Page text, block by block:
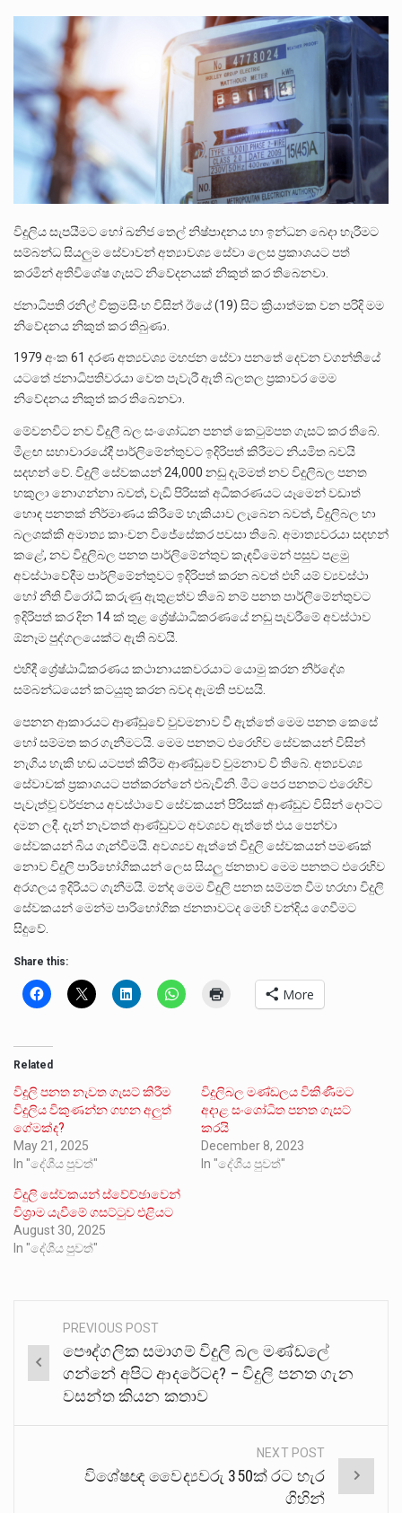
වත්මන් ආණ්ඩුවේ ප්‍රධාන පාර්ශවකරුවා වන ජනතා විමුක්ති පෙරමුණේ කාලයක පටන් තිබුණු ප්‍රධාන සටන් පාඨයක් වූවේ…
විදුලිය සැපයීමට හෝ ඛනිජ තෙල් නිෂ්පාදනය හා ඉන්ධන බෙදා හැරීමට
සම්බන්ධ සියලුම සේවාවන් අත්‍යාවශ්‍ය සේවා ලෙස ප්‍රකාශයට පත්
කරමින් අතිවිශේෂ ගැසට් නිවේදනයක් නිකුත් කර තිබෙනවා.
ජනාධිපති රනිල් වික්‍රමසිංහ විසින් ඊයේ (19) සිට ක්‍රියාත්මක වන පරිදි මම
නිවේදනය නිකුත් කර තිබුණා.
1979 අංක 61 දරණ අත්‍යවශ්‍ය මහජන සේවා පනතේ දෙවන වගන්තියේ
යටතේ ජනාධිපතිවරයා වෙත පැවැරී ඇති බලතල ප්‍රකාවර මෙම
නිවේදනය නිකුත් කර තිබෙනවා.
මේවනවිට නව විදුලී බල සංශෝධන පනත් කෙටුම්පත ගැසට් කර තිබේ.
මීළඟ සභාවාරයේදී පාර්ලිමේන්තුවට ඉදිරිපත් කිරීමට නියමිත බවයි
සදහන් වේ. විදුලි සේවකයන් 24,000 නඩු දැම්මත් නව විදුලිබල පනත
හකුලා නොගන්නා බවත්, වැඩි පිරිසක් අධිකරණයට යෑමෙන් වඩාත්
හොඳ පනතක් නිර්මාණය කිරීමේ හැකියාව ලැබෙන බවත්, විදුලිබල හා
බලශක්කි අමාත්‍ය කාංචන විජේසේකර පවසා තිබේ. අමාත්‍යවරයා සදහන්
කළේ, නව විදුලිබල පනත පාර්ලිමේන්තුව කැඳවීමෙන් පසුව පළමු
අවස්ථාවේදීම පාර්ලිමේන්තුවට ඉදිරිපත් කරන බවත් එහි යම් ව්‍යවස්ථා
හෝ නීති විරෝධී කරුණු ඇතුළත්ව තිබේ නම් පනත පාර්ලිමේන්තුවට
ඉදිරිපත් කර දින 14 ක් තුළ ශ්‍රේෂ්ඨාධිකරණයේ නඩු පැවරීමේ අවස්ථාව
ඕනෑම පුද්ගලයෙක්ට ඇති බවයි.
එහිදී ශ්‍රේෂ්ඨාධිකරණය කථානායකවරයාට යොමු කරන නිර්දේශ
සම්බන්ධයෙන් කටයුතු කරන බවද ඇමති පවසයි.
පෙනන ආකාරයට ආණ්ඩුවේ වුවමනාව වී ඇත්තේ මෙම පනත කෙසේ
හෝ සම්මත කර ගැනීමටයි. මෙම පනතට එරෙහිව සේවකයන් විසින්
නැගිය හැකි හඬ යටපත් කිරීම ආණ්ඩුවේ වුමනාව වී තිබේ. අත්‍යවශ්‍ය
සේවාවක් ප්‍රකාශයට පත්කරන්නේ එබැවිනි. මීට පෙර පනතට එරෙහිව
පැවැත්වූ වර්ජනය අවස්ථාවේ සේවකයන් පිරිසක් ආණ්ඩුව විසින් දොට්ට
දමන ලදී. දැන් නැවතත් ආණ්ඩුවට අවශ්‍යව ඇත්තේ එය පෙන්වා
සේවකයන් බිය ගැන්වීමයි. අවශ්‍යව ඇත්තේ විදුලි සේවකයන් පමණක්
නොව විදුලි පාරිභෝගිකයන් ලෙස සියලු ජනතාව මෙම පනතට එරෙහිව
අරගලය ඉදිරියට ගැනීමයි. මන්ද මෙම විදුලි පනත සම්මත වීම හරහා විදුලි
සේවකයන් මෙන්ම පාරිභෝගික ජනතාවටද මෙහි වන්දිය ගෙවීමට
සිදුවේ.
Share this:
More
Related
විදුලි පනත නැවත ගැසට් කිරීම
විදුලිය විකුණන්න ගහන අලුත්
ගේමක්ද?
May 21, 2025
In "දේශීය පුවත්"
විදුලිබල මණ්ඩලය විකිණීමට
අදාළ සංශෝධිත පනත ගැසට්
කරයි
December 8, 2023
In "දේශීය පුවත්"
විදුලි සේවකයන් ස්වේච්ඡාවෙන්
විශ්‍රාම යැවීමේ ගසට්ටුව එළියට
August 30, 2025
In "දේශීය පුවත්"
Post
navigation
PREVIOUS POST
පෞද්ගලික සමාගම් විදුලි බල මණ්ඩලේ
ගන්නේ අපිට ආදරේටද? – විදුලි පනත ගැන
වසන්ත කියන කතාව
NEXT POST
විශේෂඥ වෛද්‍යවරු 350ක් රට හැර
ගිහින්